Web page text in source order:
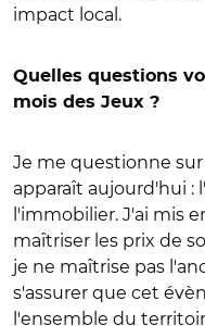
impact local.
Quelles questions
mois des Jeux ?
Je me questionne
apparaît aujourd'hui :
l'immobilier. J'ai mis
maîtriser les prix de
je ne maîtrise pas
s'assurer que cet
l'ensemble du